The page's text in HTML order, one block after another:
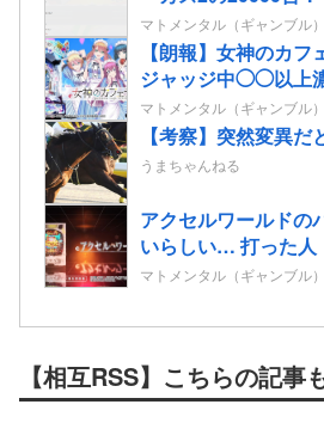
ーカーも安泰だな…
マトメンタル（ギャンブル）
【朗報】女神のカ
ジャッジ中◯◯以上
開示してくれたぞ！
マトメンタル（ギャンブル）
【考察】突然変異だ
うまちゃんねる
アクセルワールドの
いらしい… 打った人
が誕生した。みんな
マトメンタル（ギャンブル）
【相互RSS】こちらの記事